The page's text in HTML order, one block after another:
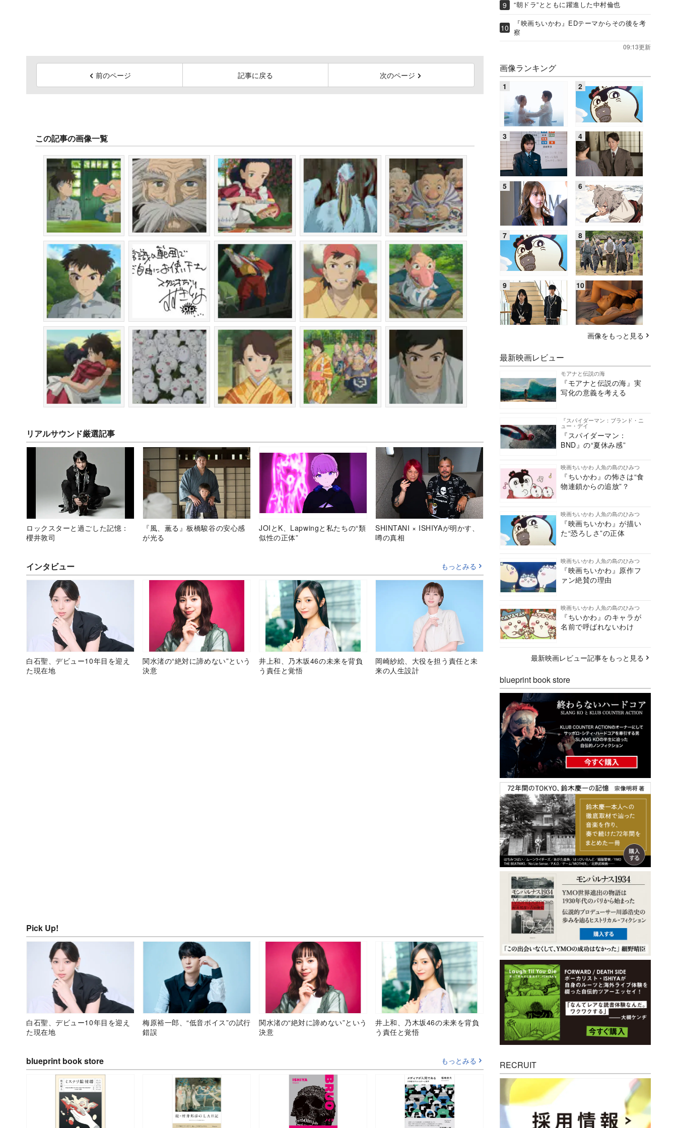
前のページ 記事に戻る 次のページ
この記事の画像一覧
リアルサウンド厳選記事
ロックスターと過ごした記憶：
櫻井敦司
『風、薫る』板橋駿谷の安心感
が光る
JOIとK、Lapwingと私たちの“類
似性の正体”
SHINTANI × ISHIYAが明かす、
噂の真相
インタビュー もっとみる
白石聖、デビュー10年目を迎え
た現在地
関水渚の“絶対に諦めない”という
決意
井上和、乃木坂46の未来を背負
う責任と覚悟
岡崎紗絵、大役を担う責任と未
来の人生設計
Pick Up!
白石聖、デビュー10年目を迎え
た現在地
梅原裕一郎、“低音ボイス”の試行
錯誤
関水渚の“絶対に諦めない”という
決意
井上和、乃木坂46の未来を背負
う責任と覚悟
blueprint book store もっとみる
“朝ドラ”とともに躍進した中村倫也
『映画ちいかわ』EDテーマからその後を考
察
09:13更新
画像ランキング
画像をもっと見る
最新映画レビュー
モアナと伝説の海
『モアナと伝説の海』実
写化の意義を考える
『スパイダーマン：ブランド・ニ
ュー・デイ
『スパイダーマン：
BND』の“夏休み感”
映画ちいかわ 人魚の島のひみつ
『ちいかわ』の怖さは“食
物連鎖からの追放”？
映画ちいかわ 人魚の島のひみつ
『映画ちいかわ』が描い
た“恐ろしさ”の正体
映画ちいかわ 人魚の島のひみつ
『映画ちいかわ』原作フ
ァン絶賛の理由
映画ちいかわ 人魚の島のひみつ
『ちいかわ』のキャラが
名前で呼ばれないわけ
最新映画レビュー記事をもっと見る
blueprint book store
RECRUIT